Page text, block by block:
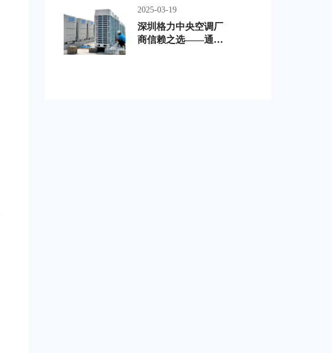
2025-03-19
深圳格力中央空调厂
商信赖之选——通利